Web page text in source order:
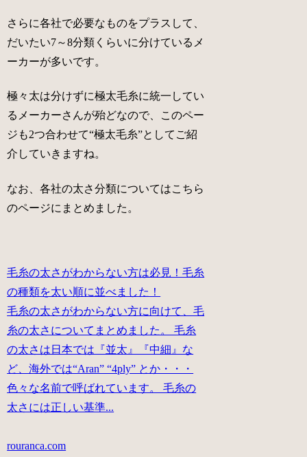
さらに各社で必要なものをプラスして、
だいたい7～8分類くらいに分けているメ
ーカーが多いです。
極々太は分けずに極太毛糸に統一してい
るメーカーさんが殆どなので、このペー
ジも2つ合わせて“極太毛糸”としてご紹
介していきますね。
なお、各社の太さ分類についてはこちら
のページにまとめました。
毛糸の太さがわからない方は必見！毛糸
の種類を太い順に並べました！
毛糸の太さがわからない方に向けて、毛
糸の太さについてまとめました。 毛糸
の太さは日本では『並太』『中細』な
ど、海外では“Aran” “4ply” とか・・・
色々な名前で呼ばれています。 毛糸の
太さには正しい基準...
rouranca.com